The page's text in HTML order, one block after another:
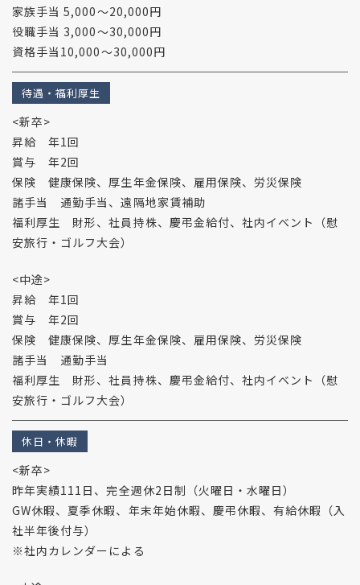
家族手当 5,000～20,000円
役職手当 3,000～30,000円
資格手当10,000～30,000円
待遇・福利厚生
<新卒>
昇給 年1回
賞与 年2回
保険 健康保険、厚生年金保険、雇用保険、労災保険
諸手当 通勤手当、遠隔地家賃補助
福利厚生 財形、社員持株、慶弔金給付、社内イベント（慰
安旅行・ゴルフ大会）
<中途>
昇給 年1回
賞与 年2回
保険 健康保険、厚生年金保険、雇用保険、労災保険
諸手当 通勤手当
福利厚生 財形、社員持株、慶弔金給付、社内イベント（慰
安旅行・ゴルフ大会）
休日・休暇
<新卒>
昨年実績111日、完全週休2日制（火曜日・水曜日）
GW休暇、夏季休暇、年末年始休暇、慶弔休暇、有給休暇（入
社半年後付与）
※社内カレンダーによる